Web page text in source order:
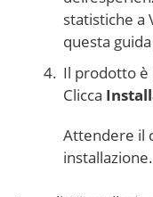
statistiche a
questa
Il prodotto è
Clicca
Attendere il
installazione.